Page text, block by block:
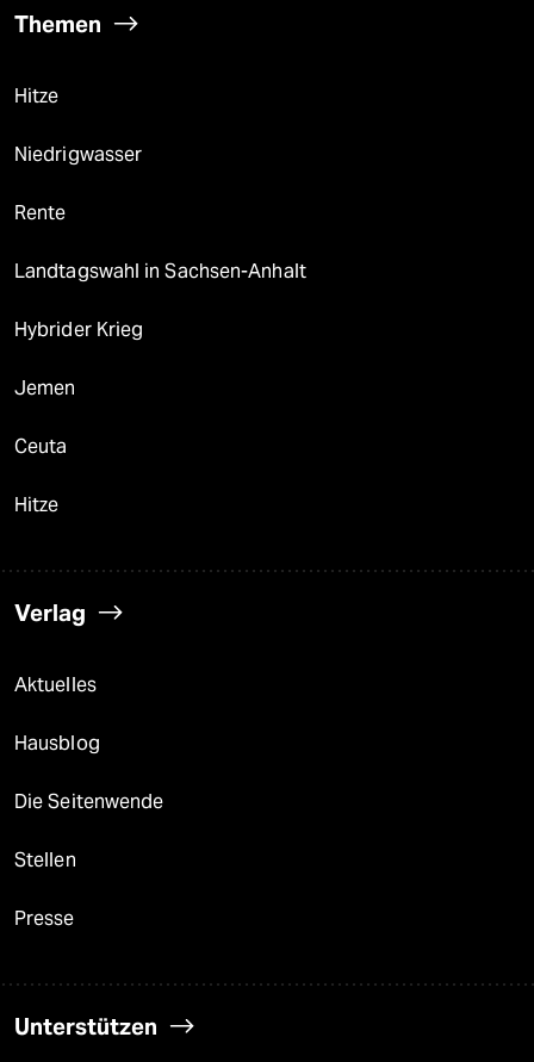
Themen
Hitze
Niedrigwasser
Rente
Landtagswahl in Sachsen-Anhalt
Hybrider Krieg
Jemen
Ceuta
Hitze
Verlag
Aktuelles
Hausblog
Die Seitenwende
Stellen
Presse
Unterstützen